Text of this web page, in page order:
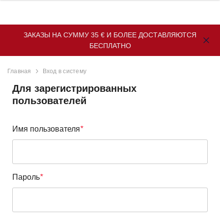
ЗАКАЗЫ НА СУММУ 35 € И БОЛЕЕ ДОСТАВЛЯЮТСЯ
БЕСПЛАТНО
Главная Вход в систему
Для зарегистрированных
пользователей
Имя пользователя*
Пароль*
EstAlert Оптический
Оптический